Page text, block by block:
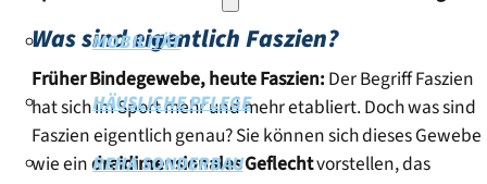
MOBILITÄT
HÄUSLICHE PFLEGE
REHA SONDERBAU
Was sind eigentlich Faszien?
Früher Bindegewebe, heute Faszien:Der Begriff Faszien
hat sich im Sport mehr und mehr etabliert. Doch was sind
Faszien eigentlich genau? Sie können sich dieses Gewebe
wie eindreidimensionales Geflechtvorstellen, das